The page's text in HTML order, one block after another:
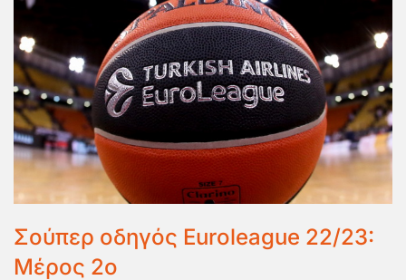
Σούπερ οδηγός Euroleague 22/23:
Μέρος 2ο